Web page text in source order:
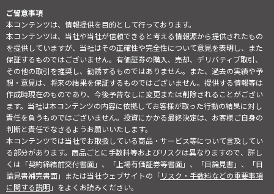
ご留意事項
本コンテンツは、情報提供を目的として行っております。
本コンテンツは、当社や当社が信頼できると考える情報源から提供されたもの
を提供していますが、当社はその正確性や完全性について意見を表明し、また
保証するものではございません。有価証券の購入、売却、デリバティブ取引、
その他の取引を推奨し、勧誘するものではありません。また、過去の実績や予
想・意見は、将来の結果を保証するものではございません。提供する情報等は
作成時現在のものであり、今後予告なしに変更または削除されることがござい
ます。当社は本コンテンツの内容に依拠してお客様が取った行動の結果に対し
責任を負うものではございません。投資にかかる最終決定は、お客様ご自身の
判断と責任でなさるようお願いいたします。
本コンテンツでは当社でお取扱している商品・サービス等について言及してい
る部分があります。商品ごとに手数料等およびリスクは異なりますので、詳し
くは「契約締結前交付書面」、「上場有価証券等書面」、「目論見書」、「目
論見書補完書面」または当社ウェブサイトの「リスク・手数料などの重要事項
に関する説明」をよくお読みください。